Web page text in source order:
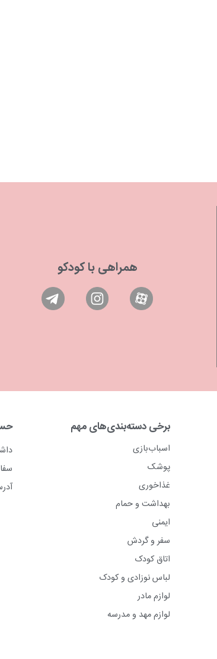
همراهی با کودکو
برخی دسته‌بندی‌های مهم
اسباب‌بازی
پوشک
غذاخوری
بهداشت و حمام
ایمنی
سفر و گردش
اتاق کودک
لباس نوزادی و کودک
لوازم مادر
لوازم مهد و مدرسه